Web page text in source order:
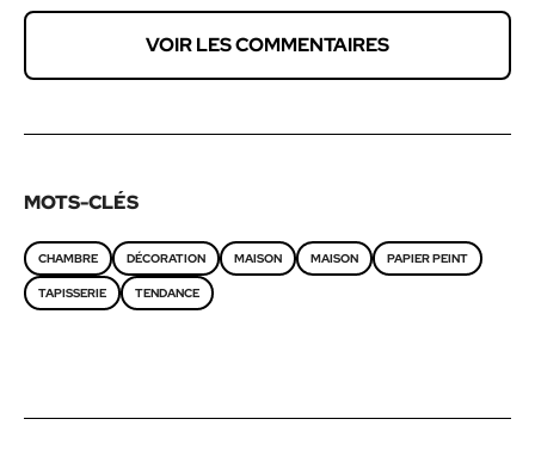
VOIR LES COMMENTAIRES
MOTS-CLÉS
CHAMBRE DÉCORATION MAISON MAISON PAPIER PEINT
TAPISSERIE TENDANCE